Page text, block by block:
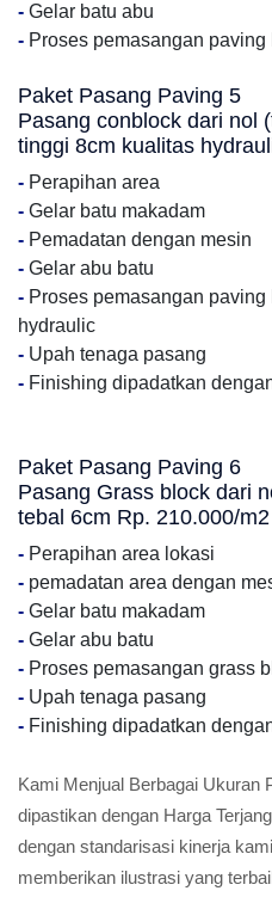
- Gelar batu abu
- Proses pemasangan
Paket Pasang Paving 5
Pasang conblock dari nol
tinggi 8cm kualitas
- Perapihan area
- Gelar batu makadam
- Pemadatan dengan mesin
- Gelar abu batu
- Proses pemasangan
hydraulic
- Upah tenaga pasang
- Finishing dipadatkan
Paket Pasang Paving 6
Pasang Grass block dari
tebal 6cm Rp. 210.000/m2
- Perapihan area lokasi
- pemadatan area dengan
- Gelar batu makadam
- Gelar abu batu
- Proses pemasangan grass
- Upah tenaga pasang
- Finishing dipadatkan
Kami Menjual Berbagai Ukuran
dipastikan dengan Harga
dengan standarisasi kinerja
memberikan ilustrasi yang